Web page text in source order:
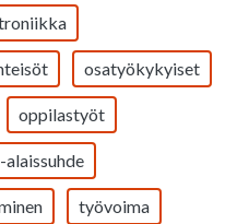
osatyökykyiset
oppilastyöt
työvoima